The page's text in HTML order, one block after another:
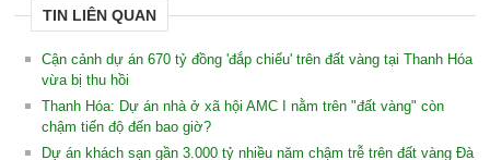
TIN LIÊN QUAN
Cận cảnh dự án 670 tỷ đồng 'đắp chiếu' trên đất vàng tại Thanh Hóa
vừa bị thu hồi
Thanh Hóa: Dự án nhà ở xã hội AMC I nằm trên "đất vàng" còn
chậm tiến độ đến bao giờ?
Dự án khách sạn gần 3.000 tỷ nhiều năm chậm trễ trên đất vàng Đà